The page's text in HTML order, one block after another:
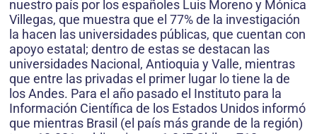
nuestro país por los españoles Luis Moreno y Mónica
Villegas, que muestra que el 77% de la investigación
la hacen las universidades públicas, que cuentan con
apoyo estatal; dentro de estas se destacan las
universidades Nacional, Antioquia y Valle, mientras
que entre las privadas el primer lugar lo tiene la de
los Andes. Para el año pasado el Instituto para la
Información Científica de los Estados Unidos informó
que mientras Brasil (el país más grande de la región)